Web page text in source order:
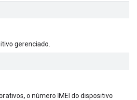
gerenciado.
o número IMEI do dispositivo